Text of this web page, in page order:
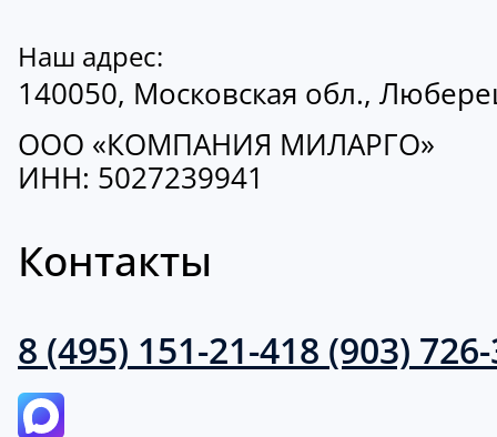
Наш адрес:
140050, Московская обл.,
ООО «КОМПАНИЯ МИЛАРГО»
ИНН: 5027239941
Контакты
8 (495) 151-21-418 (903)